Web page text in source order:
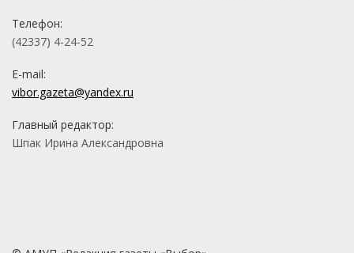
Телефон:
(42337) 4-24-52
E-mail:
vibor.gazeta@yandex.ru
Главный редактор:
Шпак Ирина Александровна